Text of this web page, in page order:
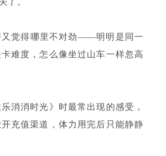
又觉得哪里不对劲——明明是同一
难度，怎么像坐过山车一样忽高
消消时光》时最常出现的感受，
充值渠道，体力用完后只能静静